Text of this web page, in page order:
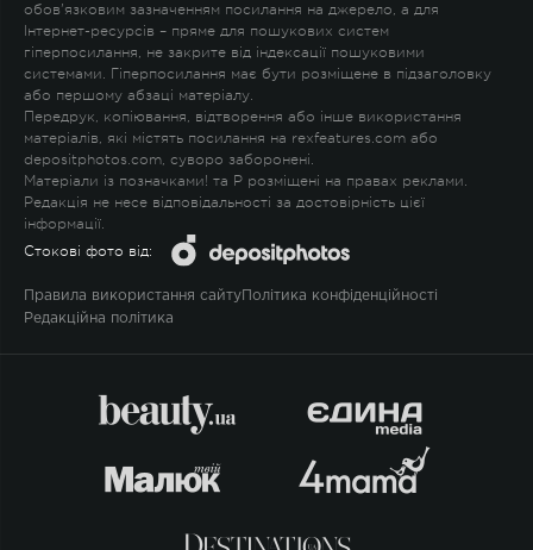
обов'язковим зазначенням посилання на джерело, а для
Інтернет-ресурсів – пряме для пошукових систем
гіперпосилання, не закрите від індексації пошуковими
системами. Гіперпосилання має бути розміщене в підзаголовку
або першому абзаці матеріалу.
Передрук, копіювання, відтворення або інше використання
матеріалів, які містять посилання на rexfeatures.com або
depositphotos.com, суворо заборонені.
Матеріали із позначками! та P розміщені на правах реклами.
Редакція не несе відповідальності за достовірність цієї
інформації.
Стокові фото від:
Правила використання сайту Політика конфіденційності
Редакційна політика